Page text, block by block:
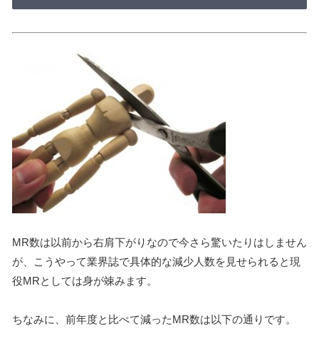
MR数は以前から右肩下がりなので今さら驚いたりはしません
が、こうやって業界誌で具体的な減少人数を見せられると現
役MRとしては身が竦みます。
ちなみに、前年度と比べて減ったMR数は以下の通りです。